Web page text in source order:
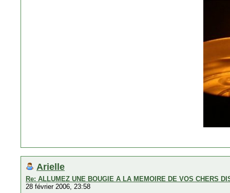
Arielle
Re: ALLUMEZ UNE BOUGIE A LA MEMOIRE DE VOS CHERS
28 février 2006, 23:58